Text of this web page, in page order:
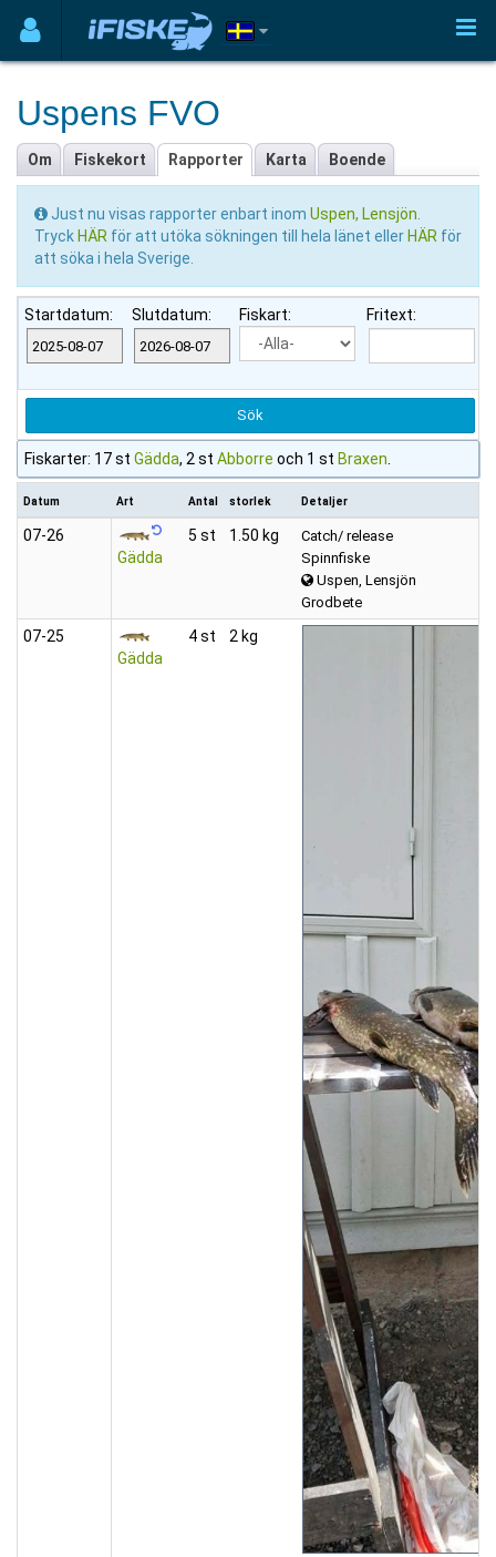
Uspens FVO
Om Fiskekort Rapporter Karta Boende
Just nu visas rapporter enbart inom Uspen, Lensjön
Tryck HÄR för att utöka sökningen till hela länet eller HÄR för
att söka i hela Sverige.
Startdatum: Slutdatum: Fiskart: Fritext:
Fiskarter: 17 st Gädda, 2 st Abborre och 1 st Braxen
Datum Art Antal storlek Detaljer
07‑26
Gädda
5 st 1.50 kg
Catch/ release
Spinnfiske
Uspen, Lensjön
Grodbete
07‑25
Gädda
4 st 2 kg